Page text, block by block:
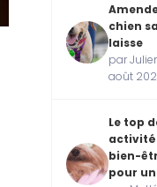
chien
laisse
par
août
Le top
bien-
pour